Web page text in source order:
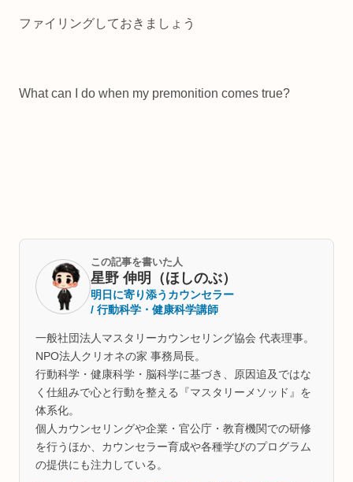
ファイリングしておきましょう
What can I do when my premonition comes true?
この記事を書いた人
星野 伸明（ほしのぶ）
明日に寄り添うカウンセラー
/ 行動科学・健康科学講師
一般社団法人マスタリーカウンセリング協会 代表理事。
NPO法人クリオネの家 事務局長。
行動科学・健康科学・脳科学に基づき、原因追及ではな
く仕組みで心と行動を整える『マスタリーメソッド』を
体系化。
個人カウンセリングや企業・官公庁・教育機関での研修
を行うほか、カウンセラー育成や各種学びのプログラム
の提供にも注力している。